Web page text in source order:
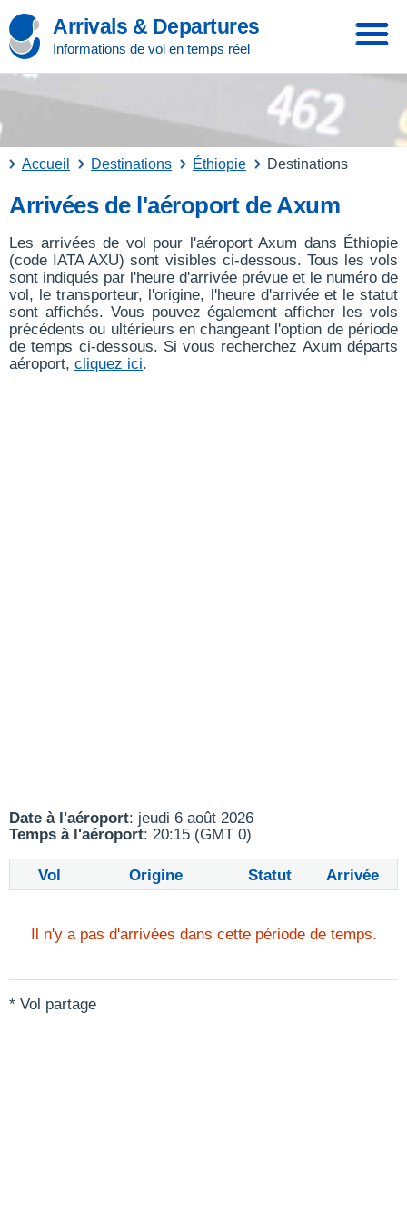
Arrivals & Departures
Informations de vol en temps réel
Accueil Destinations Éthiopie Destinations
Arrivées de l'aéroport de Axum
Les arrivées de vol pour l'aéroport Axum dans Éthiopie
(code IATA AXU) sont visibles ci-dessous. Tous les vols
sont indiqués par l'heure d'arrivée prévue et le numéro de
vol, le transporteur, l'origine, l'heure d'arrivée et le statut
sont affichés. Vous pouvez également afficher les vols
précédents ou ultérieurs en changeant l'option de période
de temps ci-dessous. Si vous recherchez Axum départs
aéroport, cliquez ici.
Date à l'aéroport: jeudi 6 août 2026
Temps à l'aéroport: 20:15 (GMT 0)
Vol Origine Statut Arrivée
Il n'y a pas d'arrivées dans cette période de temps.
* Vol partage